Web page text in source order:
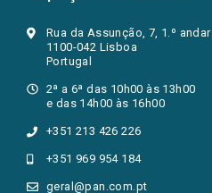
Rua da Assunção, 7, 1.º andar
1100-042 Lisboa
Portugal
2ª a 6ª das 10h00 às 13h00
e das 14h00 às 16h00
+351 213 426 226
+351 969 954 184
geral@pan.com.pt